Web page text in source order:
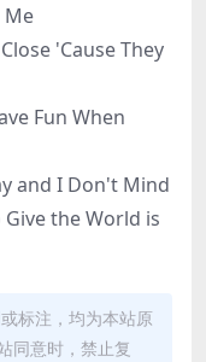
Me
'Cause They
Fun When
and I Don't Mind
Give the World is
标注，均为本站原
同意时，禁止复